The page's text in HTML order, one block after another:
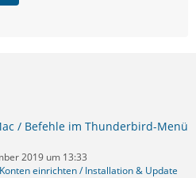
/ Befehle im Thunderbird-Menü
2019 um 13:33
einrichten / Installation & Update